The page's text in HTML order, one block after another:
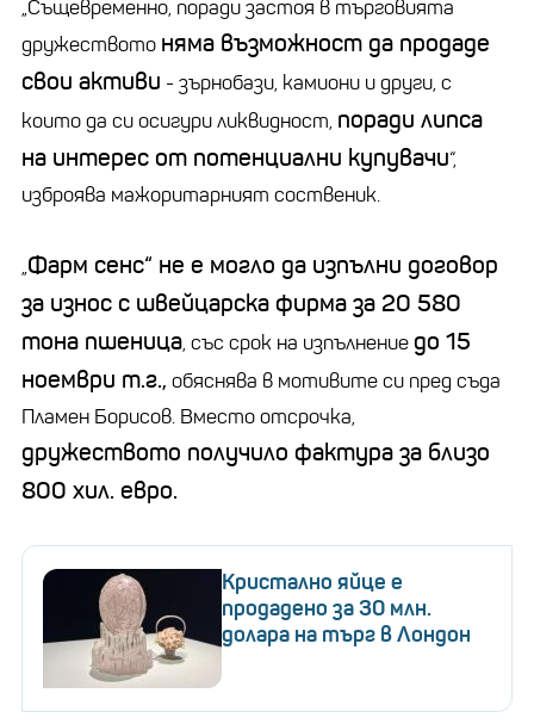
„Същевременно, поради застоя в търговията
дружеството няма възможност да продаде
свои активи - зърнобази, камиони и други, с
които да си осигури ликвидност, поради липса
на интерес от потенциални купувачи“,
изброява мажоритарният соственик.
„Фарм сенс“ не е могло да изпълни договор
за износ с швейцарска фирма за 20 580
тона пшеница, със срок на изпълнение до 15
ноември т.г., обяснява в мотивите си пред съда
Пламен Борисов. Вместо отсрочка,
дружеството получило фактура за близо
800 хил. евро.
Кристално яйце е
продадено за 30 млн.
долара на търг в Лондон